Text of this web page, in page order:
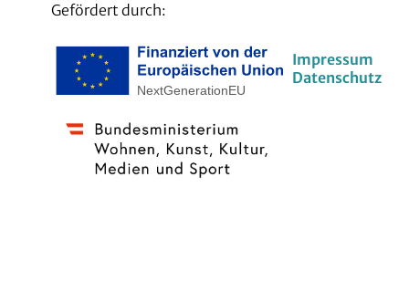
Gefördert durch:
Impressum
Datenschutz